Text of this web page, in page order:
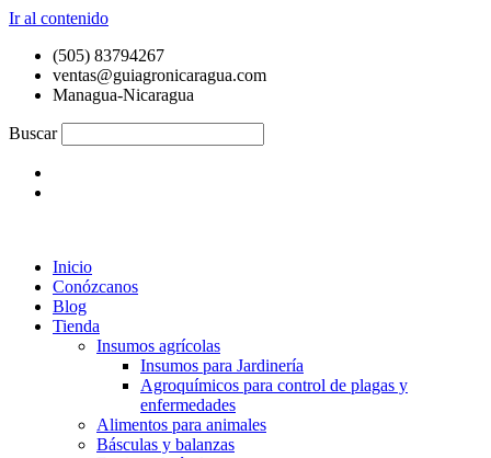
Ir al contenido
(505) 83794267
ventas@guiagronicaragua.com
Managua-Nicaragua
Buscar
Inicio
Conózcanos
Blog
Tienda
Insumos agrícolas
Insumos para Jardinería
Agroquímicos para control de plagas y
enfermedades
Alimentos para animales
Básculas y balanzas